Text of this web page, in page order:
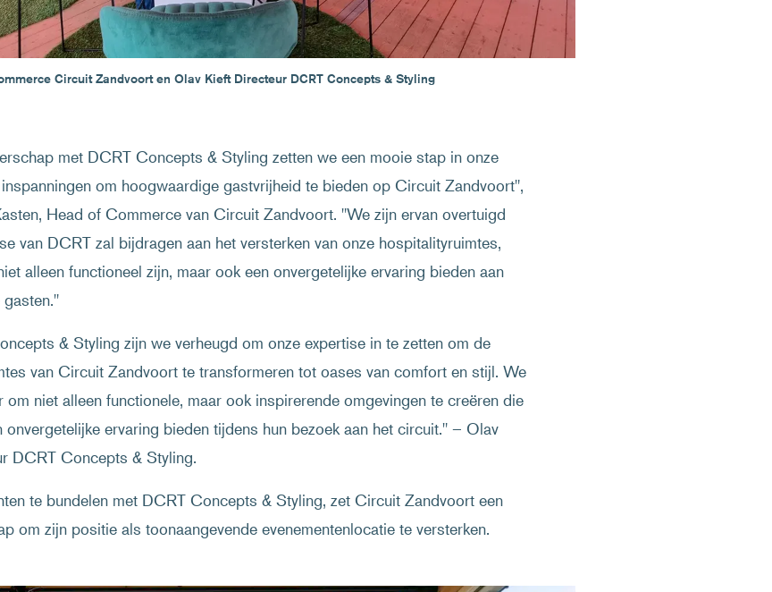
Circuit Zandvoort en Olav Kieft Directeur DCRT Concepts & Styling
met DCRT Concepts & Styling zetten we een mooie stap in onze
om hoogwaardige gastvrijheid te bieden op Circuit Zandvoort",
Head of Commerce van Circuit Zandvoort. "We zijn ervan overtuigd
van DCRT zal bijdragen aan het versterken van onze hospitalityruimtes,
alleen functioneel zijn, maar ook een onvergetelijke ervaring bieden aan
gasten."
& Styling zijn we verheugd om onze expertise in te zetten om de
van Circuit Zandvoort te transformeren tot oases van comfort en stijl. We
om niet alleen functionele, maar ook inspirerende omgevingen te creëren die
onvergetelijke ervaring bieden tijdens hun bezoek aan het circuit." – Olav
DCRT Concepts & Styling.
te bundelen met DCRT Concepts & Styling, zet Circuit Zandvoort een
om zijn positie als toonaangevende evenementenlocatie te versterken.